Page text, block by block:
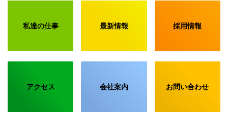
私達の仕事 最新情報 採用情報
アクセス 会社案内 お問い合わせ